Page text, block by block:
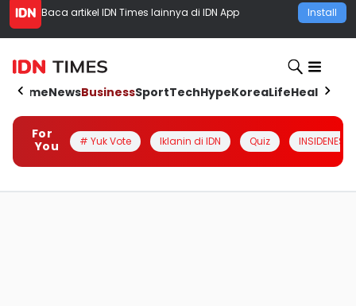
Baca artikel IDN Times lainnya di IDN App Install
HomeNewsBusinessSportTechHypeKoreaLifeHealth
For
You
# Yuk Vote Iklanin di IDN Quiz INSIDENESIA